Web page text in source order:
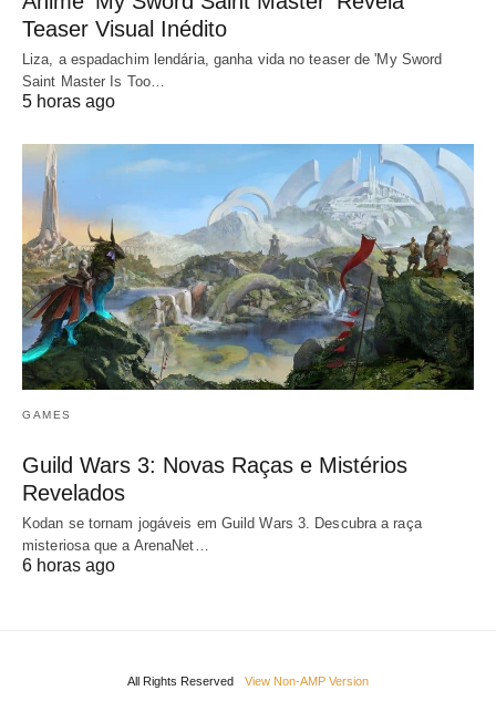
Teaser Visual Inédito
Liza, a espadachim lendária, ganha vida no teaser de 'My Sword
Saint Master Is Too…
5 horas ago
GAMES
Guild Wars 3: Novas Raças e Mistérios
Revelados
Kodan se tornam jogáveis em Guild Wars 3. Descubra a raça
misteriosa que a ArenaNet…
6 horas ago
All Rights Reserved View Non-AMP Version